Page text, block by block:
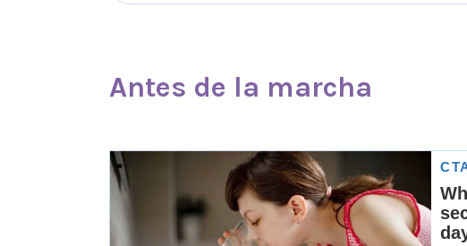
Antes de la marcha